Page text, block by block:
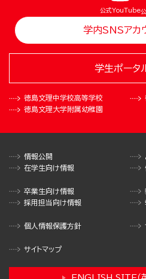
公式YouTube
学内SNSアカ
徳島文理中学校高等学校
徳島文理大学附属幼稚園
学生ポータ
情報公開
在学生向け情報
卒業生向け情報
採用担当向け情報
個人情報保護方針
サイトマップ